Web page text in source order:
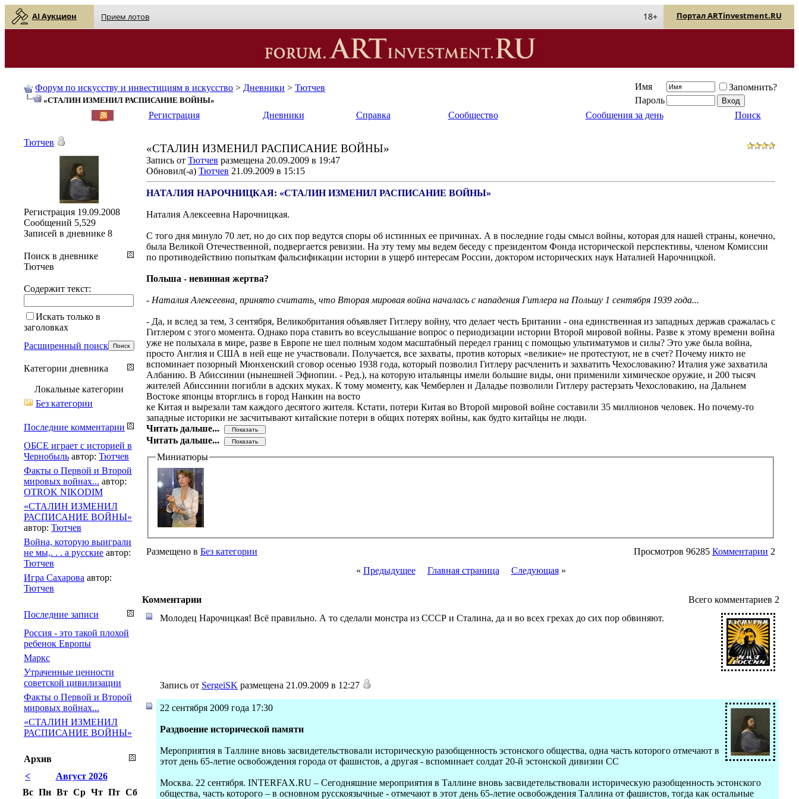
AI Аукцион Прием лотов Портал ARTinvestment.RU
18+
Форум по искусству и инвестициям в искусство > Дневники > Тютчев
«СТАЛИН ИЗМЕНИЛ РАСПИСАНИЕ ВОЙНЫ»
Имя
Запомнить?
Пароль
Регистрация Дневники Справка Сообщество Сообщения за день Поиск
«СТАЛИН ИЗМЕНИЛ РАСПИСАНИЕ ВОЙНЫ»
Запись от Тютчев размещена 20.09.2009 в 19:47
Обновил(-а) Тютчев 21.09.2009 в 15:15
НАТАЛИЯ НАРОЧНИЦКАЯ: «СТАЛИН ИЗМЕНИЛ РАСПИСАНИЕ ВОЙНЫ»
Наталия Алексеевна Нарочницкая.
С того дня минуло 70 лет, но до сих пор ведутся споры об истинных ее причинах. А в последние годы смысл войны, которая для нашей страны, конечно,
была Великой Отечественной, подвергается ревизии. На эту тему мы ведем беседу с президентом Фонда исторической перспективы, членом Комиссии
по противодействию попыткам фальсификации истории в ущерб интересам России, доктором исторических наук Наталией Нарочницкой.
Польша - невинная жертва?
- Наталия Алексеевна, принято считать, что Вторая мировая война началась с нападения Гитлера на Польшу 1 сентября 1939 года...
- Да, и вслед за тем, 3 сентября, Великобритания объявляет Гитлеру войну, что делает честь Британии - она единственная из западных держав сражалась с
Гитлером с этого момента. Однако пора ставить во всеуслышание вопрос о периодизации истории Второй мировой войны. Разве к этому времени война
уже не полыхала в мире, разве в Европе не шел полным ходом масштабный передел границ с помощью ультиматумов и силы? Это уже была война,
просто Англия и США в ней еще не участвовали. Получается, все захваты, против которых «великие» не протестуют, не в счет? Почему никто не
вспоминает позорный Мюнхенский сговор осенью 1938 года, который позволил Гитлеру расчленить и захватить Чехословакию? Италия уже захватила
Албанию. В Абиссинии (нынешней Эфиопии. - Ред.), на которую итальянцы имели большие виды, они применили химическое оружие, и 200 тысяч
жителей Абиссинии погибли в адских муках. К тому моменту, как Чемберлен и Даладье позволили Гитлеру растерзать Чехословакию, на Дальнем
Востоке японцы вторглись в город Нанкин на восто
ке Китая и вырезали там каждого десятого жителя. Кстати, потери Китая во Второй мировой войне составили 35 миллионов человек. Но почему-то
западные историки не засчитывают китайские потери в общих потерях войны, как будто китайцы не люди.
Читать дальше...
Читать дальше...
Миниатюры
Размещено в Без категории Просмотров 96285 Комментарии 2
« Предыдущее Главная страница Следующая»
Всего комментариев 2
Комментарии
Молодец Нарочицкая! Всё правильно. А то сделали монстра из СССР и Сталина, да и во всех грехах до сих пор обвиняют.
Запись от SergeiSK размещена 21.09.2009 в 12:27
22 сентября 2009 года 17:30
Раздвоение исторической памяти
Мероприятия в Таллине вновь засвидетельствовали историческую разобщенность эстонского общества, одна часть которого отмечают в
этот день 65-летие освобождения города от фашистов, а другая - вспоминает солдат 20-й эстонской дивизии СС
Москва. 22 сентября. INTERFAX.RU – Сегодняшние мероприятия в Таллине вновь засвидетельствовали историческую разобщенность эстонского
общества, часть которого – в основном русскоязычные - отмечают в этот день 65-летие освобождения Таллина от фашистов, тогда как остальные
Тютчев
Регистрация 19.09.2008
Сообщений 5,529
Записей в дневнике 8
Поиск в дневнике
Тютчев
Содержит текст:
Искать только в
заголовках
Расширенный поиск
Категории дневника
Локальные категории
Без категории
Последние комментарии
ОБСЕ играет с историей в
Чернобыль автор: Тютчев
Факты о Первой и Второй
мировых войнах... автор:
OTROK NIKODIM
«СТАЛИН ИЗМЕНИЛ
РАСПИСАНИЕ ВОЙНЫ»
автор: Тютчев
Война, которую выиграли
не мы,. . . а русские автор:
Тютчев
Игра Сахарова автор:
Тютчев
Последние записи
Россия - это такой плохой
ребенок Европы
Маркс
Утраченные ценности
советской цивилизации
Факты о Первой и Второй
мировых войнах...
«СТАЛИН ИЗМЕНИЛ
РАСПИСАНИЕ ВОЙНЫ»
Архив
<
Август 2026
Вс Пн Вт Ср Чт Пт Сб